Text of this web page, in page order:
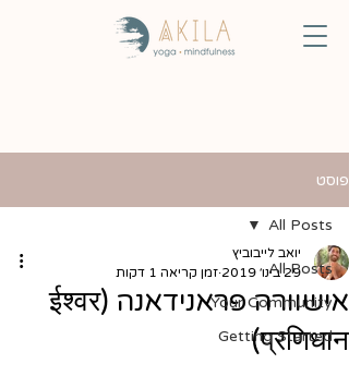
פוסט
All Posts
Your Community
Getting Started
All Posts
אישוורה פראנידאנה (ईश्वर
प्रणिधान)
יואב לייבוביץ
29 בינו׳ 2019
זמן קריאה 1 דקות